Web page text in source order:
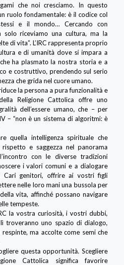
che noi cresciamo. In questo
ruolo fondamentale: è il codice col
e il mondo… Cercando con
riceviamo una cultura, ma la
di vita”. L’IRC rappresenta proprio
e di umanità dove si impara a
ha plasmato la nostra storia e a
e costruttivo, prendendo sul serio
che grida nel cuore umano.
la persona a pura funzionalità e
Religione Cattolica offre uno
dell’essere umano, che – per
– “non è un sistema di algoritmi: è
quella intelligenza spirituale che
e saggezza nel panorama
con le diverse tradizioni
i valori comuni e a dialogare
Cari genitori, offrire ai vostri figli
nelle loro mani una bussola per
vita, affinché possano navigare
tempeste.
la vostra curiosità, i vostri dubbi,
troveranno uno spazio di dialogo,
ma accolte come semi che
questa opportunità. Scegliere
Cattolica significa favorire